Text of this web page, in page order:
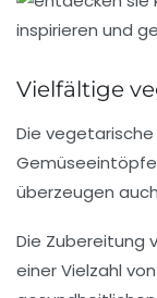
Vielfältige
Die vegetarische
Gemüseeintöpfe
überzeugen auch
Die Zubereitung
einer Vielzahl von